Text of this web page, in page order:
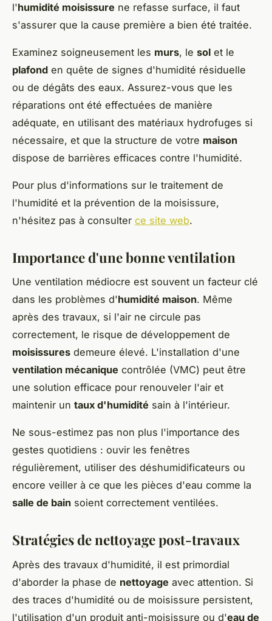
l'humidité moisissure ne refasse surface, il faut
s'assurer que la cause première a bien été traitée.
Examinez soigneusement les murs, le sol et le
plafond en quête de signes d'humidité résiduelle
ou de dégâts des eaux. Assurez-vous que les
réparations ont été effectuées de manière
adéquate, en utilisant des matériaux hydrofuges si
nécessaire, et que la structure de votre maison
dispose de barrières efficaces contre l'humidité.
Pour plus d'informations sur le traitement de
l'humidité et la prévention de la moisissure,
n'hésitez pas à consulter ce site web.
Importance d'une bonne ventilation
Une ventilation médiocre est souvent un facteur clé
dans les problèmes d'humidité maison. Même
après des travaux, si l'air ne circule pas
correctement, le risque de développement de
moisissures demeure élevé. L'installation d'une
ventilation mécanique contrôlée (VMC) peut être
une solution efficace pour renouveler l'air et
maintenir un taux d'humidité sain à l'intérieur.
Ne sous-estimez pas non plus l'importance des
gestes quotidiens : ouvir les fenêtres
régulièrement, utiliser des déshumidificateurs ou
encore veiller à ce que les pièces d'eau comme la
salle de bain soient correctement ventilées.
Stratégies de nettoyage post-travaux
Après des travaux d'humidité, il est primordial
d'aborder la phase de nettoyage avec attention. Si
des traces d'humidité ou de moisissure persistent,
l'utilisation d'un produit anti-moisissure ou d'eau de